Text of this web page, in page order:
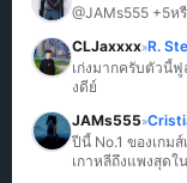
@JAMs555 +5ห
CLJaxxxx»R.
เก่งมากครับตัวนี้
งดีย์
JAMs555»
ปีนี้ No.1 ของเกม
เกาหลีถึงแพงสุดใ